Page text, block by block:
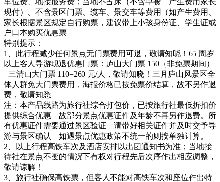
现付）、不含景区门票、缆车、景交车等费用（如产生费用、
家长根据景区规定自行购票，建议带上小孩身份证、学生证或
户口本购买优惠票
特别提示：
1、此行程减少任何景点无门票费用可退，敬请知晓！65 周岁
以上客人导游现退优惠门票：庐山大门票 150（非免票期间）
+三清山大门票 110=260 元/人，敬请知晓！三月庐山风景区全
体人群免大门票费用，海报价格已按免票价结算，故不另作退
费，敬请知悉！
注：本产品线路为旅行社综合打包价，已按旅行社最低折扣价
提供综合优惠，故部分景点优惠证件及年龄不再另作退费。所
有优惠证件需要通过景区验证，请带好相关证件并及时交予导
游与景区确认，如遇景点优惠政策不统一的则按单独计算。
2、以上行程高铁车次及酒店安排以出团通知书为准；当地接
待社在景点不变的情况下有权对行程先后次序作出相应调整，
敬请谅解！
3、旅行社确保高铁票，但客人不能对高铁车次和座位作出特